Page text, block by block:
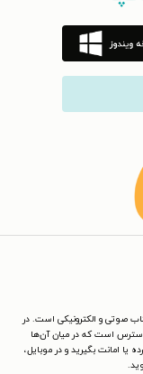
صوتی و الکترونیکی است. در
دسترس است که در میان آن‌ها
یا امانت بگیرید و در موبایل،